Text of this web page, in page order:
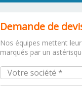
Demande de
Nos équipes mettent
marqués par un